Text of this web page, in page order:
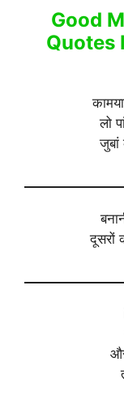
Good
Quotes
लो
जुबां
दूसरों